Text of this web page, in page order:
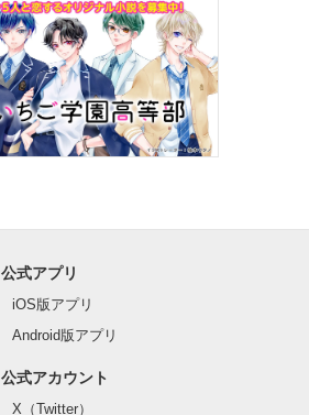
公式アプリ
iOS版アプリ
Android版アプリ
公式アカウント
X（Twitter）